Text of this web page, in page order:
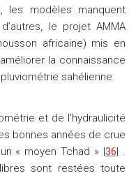
les modèles manquent
le projet AMMA
africaine) mis en
la connaissance
sahélienne.
et de l’hydraulicité
bonnes années de crue
« moyen Tchad » |36| .
sont restées toute